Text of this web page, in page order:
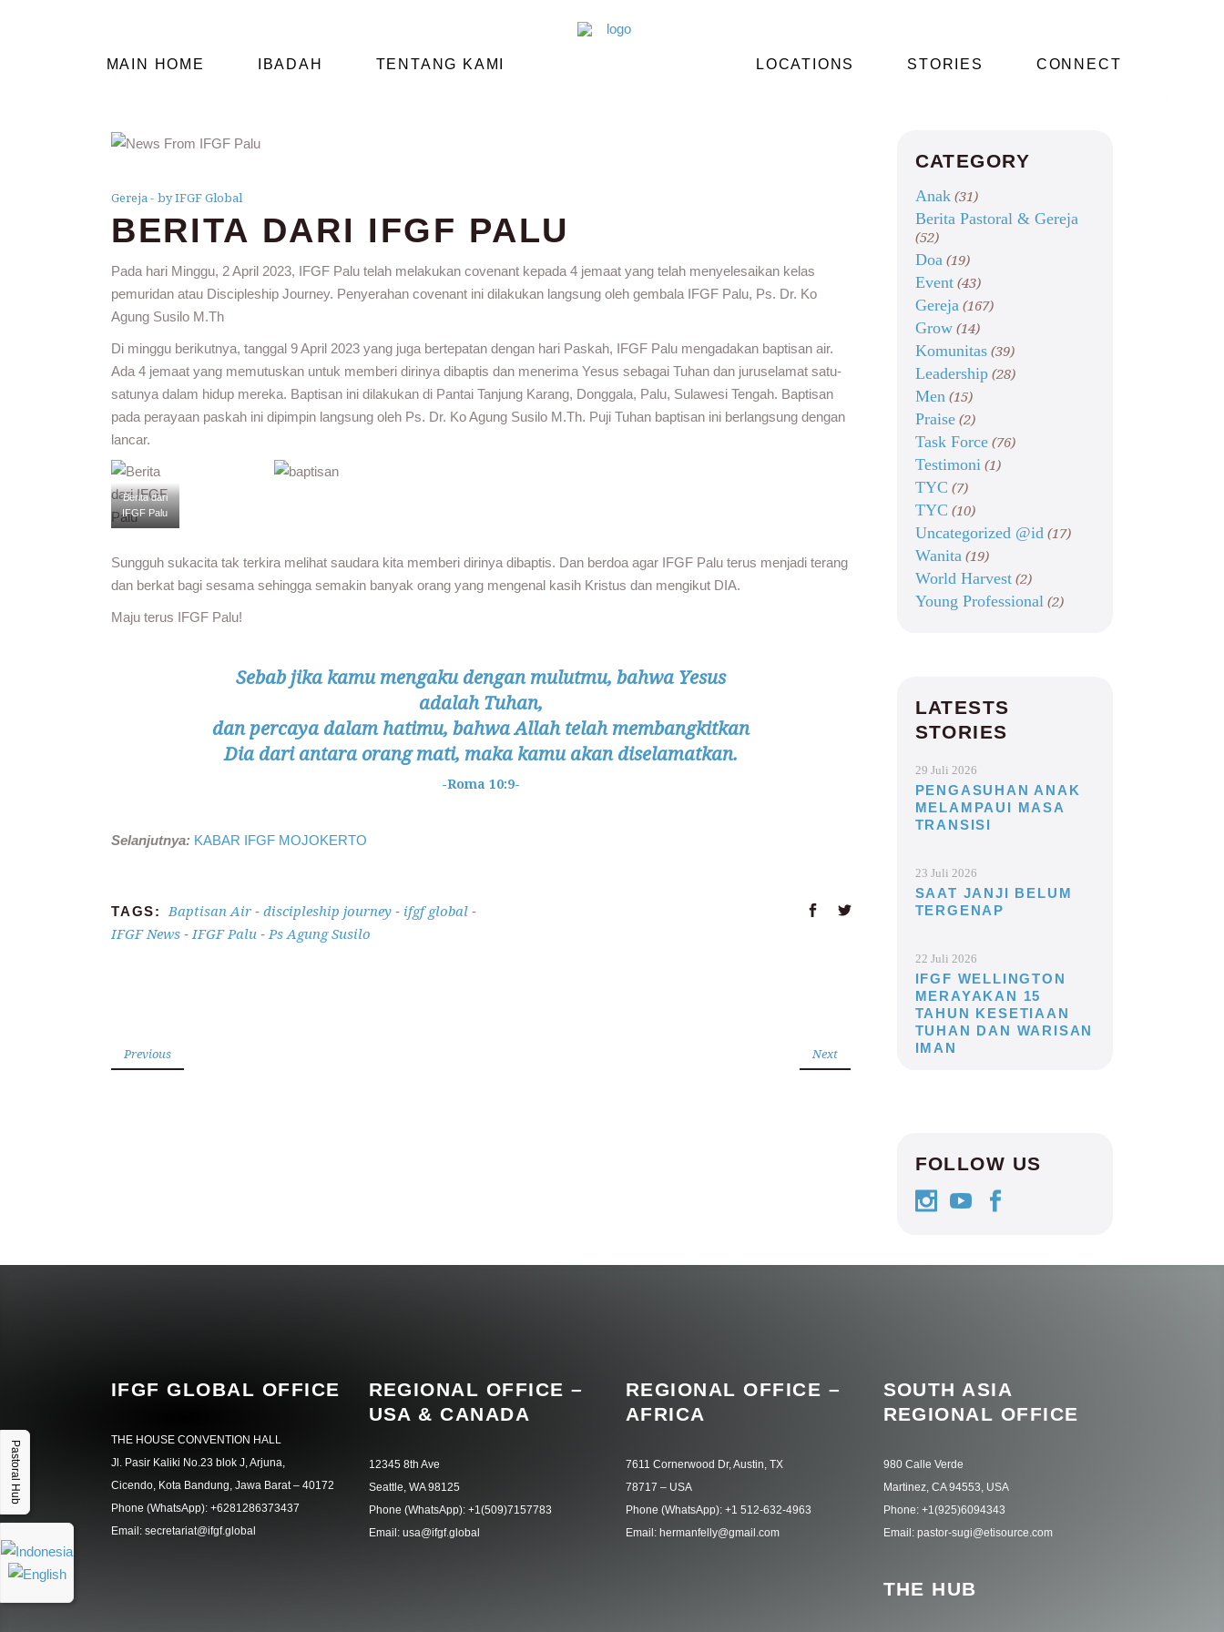
Pastoral Hub
MAIN HOME IBADAH TENTANG KAMI LOCATIONS STORIES CONNECT
Gereja by IFGF Global
BERITA DARI IFGF PALU
Pada hari Minggu, 2 April 2023, IFGF Palu telah melakukan covenant kepada 4 jemaat yang telah menyelesaikan kelas
pemuridan atau Discipleship Journey. Penyerahan covenant ini dilakukan langsung oleh gembala IFGF Palu, Ps. Dr. Ko
Agung Susilo M.Th
Di minggu berikutnya, tanggal 9 April 2023 yang juga bertepatan dengan hari Paskah, IFGF Palu mengadakan baptisan air.
Ada 4 jemaat yang memutuskan untuk memberi dirinya dibaptis dan menerima Yesus sebagai Tuhan dan juruselamat satu-
satunya dalam hidup mereka. Baptisan ini dilakukan di Pantai Tanjung Karang, Donggala, Palu, Sulawesi Tengah. Baptisan
pada perayaan paskah ini dipimpin langsung oleh Ps. Dr. Ko Agung Susilo M.Th. Puji Tuhan baptisan ini berlangsung dengan
lancar.
Berita dari
IFGF Palu
Sungguh sukacita tak terkira melihat saudara kita memberi dirinya dibaptis. Dan berdoa agar IFGF Palu terus menjadi terang
dan berkat bagi sesama sehingga semakin banyak orang yang mengenal kasih Kristus dan mengikut DIA.
Maju terus IFGF Palu!
Sebab jika kamu mengaku dengan mulutmu, bahwa Yesus
adalah Tuhan,
dan percaya dalam hatimu, bahwa Allah telah membangkitkan
Dia dari antara orang mati, maka kamu akan diselamatkan.
-Roma 10:9-
Selanjutnya: KABAR IFGF MOJOKERTO
TAGS: Baptisan Air - discipleship journey - ifgf global -
IFGF News - IFGF Palu - Ps Agung Susilo
Previous Next
CATEGORY
Anak(31)
Berita Pastoral & Gereja
(52)
Doa(19)
Event(43)
Gereja(167)
Grow(14)
Komunitas(39)
Leadership(28)
Men(15)
Praise(2)
Task Force(76)
Testimoni(1)
TYC (7)
TYC (10)
Uncategorized @id(17)
Wanita(19)
World Harvest(2)
Young Professional(2)
LATESTS
STORIES
29 Juli 2026
PENGASUHAN ANAK
MELAMPAUI MASA
TRANSISI
23 Juli 2026
SAAT JANJI BELUM
TERGENAP
22 Juli 2026
IFGF WELLINGTON
MERAYAKAN 15
TAHUN KESETIAAN
TUHAN DAN WARISAN
IMAN
FOLLOW US
IFGF GLOBAL OFFICE
THE HOUSE CONVENTION HALL
Jl. Pasir Kaliki No.23 blok J, Arjuna,
Cicendo, Kota Bandung, Jawa Barat – 40172
Phone (WhatsApp): +6281286373437
Email: secretariat@ifgf.global
REGIONAL OFFICE –
USA & CANADA
12345 8th Ave
Seattle, WA 98125
Phone (WhatsApp): +1(509)7157783
Email: usa@ifgf.global
REGIONAL OFFICE –
AFRICA
7611 Cornerwood Dr, Austin, TX
78717 – USA
Phone (WhatsApp): +1 512-632-4963
Email: hermanfelly@gmail.com
SOUTH ASIA
REGIONAL OFFICE
980 Calle Verde
Martinez, CA 94553, USA
Phone: +1(925)6094343
Email: pastor-sugi@etisource.com
THE HUB